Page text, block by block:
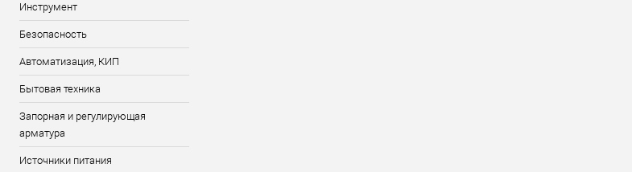
Инструмент
Безопасность
Автоматизация, КИП
Бытовая техника
Запорная и регулирующая
арматура
Источники питания